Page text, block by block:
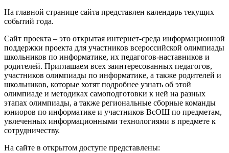
На главной странице сайта представлен календарь текущих
событий года.
Сайт проекта – это открытая интернет-среда информационной
поддержки проекта для участников всероссийской олимпиады
школьников по информатике, их педагогов-наставников и
родителей. Приглашаем всех заинтересованных педагогов,
участников олимпиады по информатике, а также родителей и
школьников, которые хотят подробнее узнать об этой
олимпиаде и методиках самоподготовки к ней на разных
этапах олимпиады, а также региональные сборные команды
юниоров по информатике и участников ВсОШ по предметам,
увлеченных информационными технологиями в предмете к
сотрудничеству.
На сайте в открытом доступе представлены: